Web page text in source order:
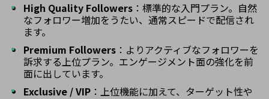
High Quality Followers ：標準的な入門プラン。自然
なフォロワー増加をうたい、通常スピードで配信され
ます。
Premium Followers ：よりアクティブなフォロワーを
訴求する上位プラン。エンゲージメント面の強化を前
面に出しています。
Exclusive / VIP ：上位機能に加えて、ターゲット性や